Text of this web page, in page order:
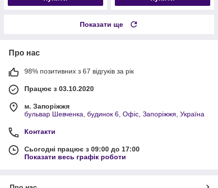
Показати ще
Про нас
98% позитивних з 67 відгуків за рік
Працює з 03.10.2020
м. Запоріжжя
бульвар Шевченка, будинок 6, Офіс, Запоріжжя, Україна
Контакти
Сьогодні працює з 09:00 до 17:00
Показати весь графік роботи